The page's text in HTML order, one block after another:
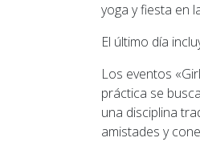
yoga y fiesta en
El último día
Los eventos
práctica se
una disciplina
amistades y